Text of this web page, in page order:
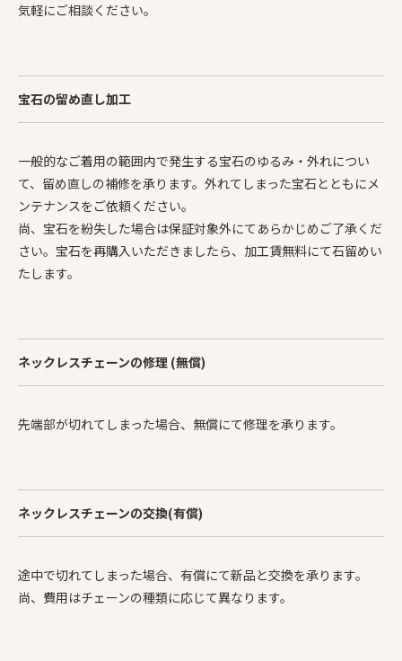
気軽にご相談ください。
宝石の留め直し加工
一般的なご着用の範囲内で発生する宝石のゆるみ・外れについ
て、留め直しの補修を承ります。外れてしまった宝石とともにメ
ンテナンスをご依頼ください。
尚、宝石を紛失した場合は保証対象外にてあらかじめご了承くだ
さい。宝石を再購入いただきましたら、加工賃無料にて石留めい
たします。
ネックレスチェーンの修理 (無償)
先端部が切れてしまった場合、無償にて修理を承ります。
ネックレスチェーンの交換(有償)
途中で切れてしまった場合、有償にて新品と交換を承ります。
尚、費用はチェーンの種類に応じて異なります。